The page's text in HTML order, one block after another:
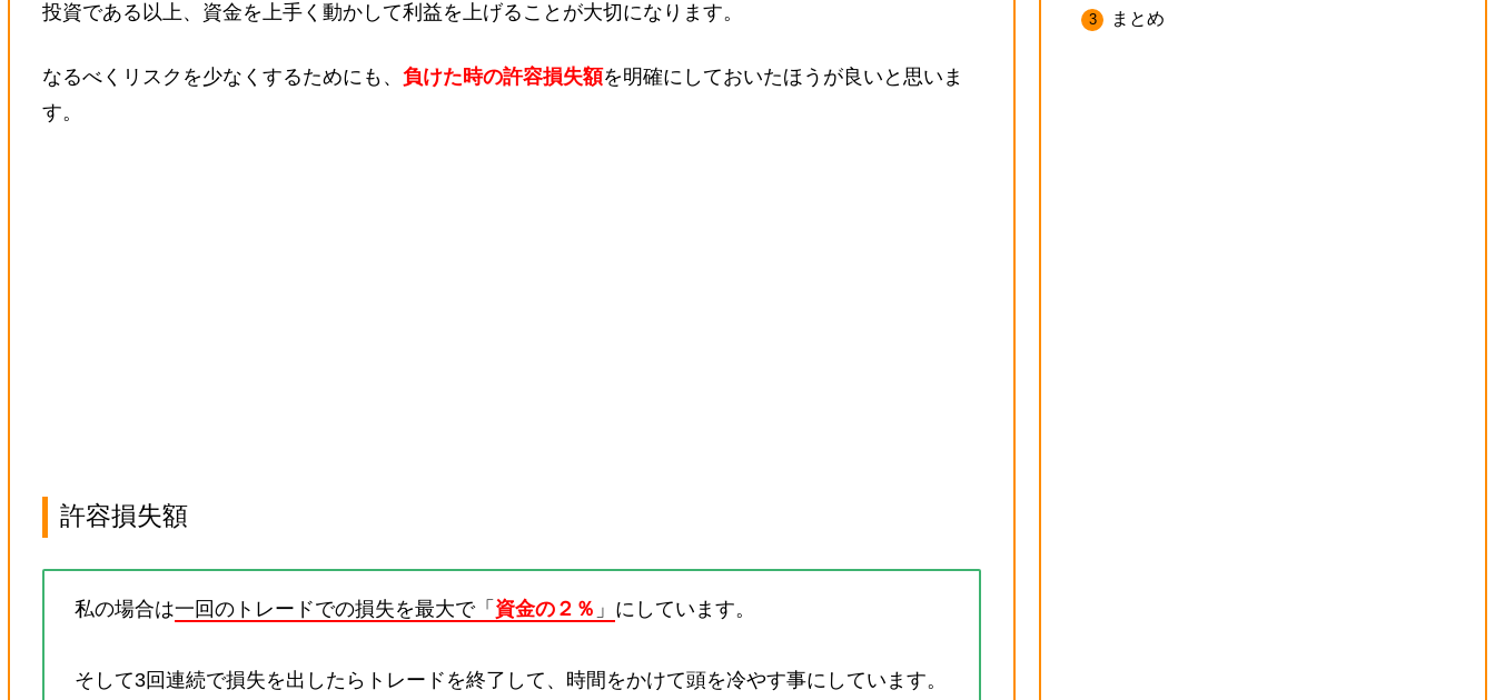
投資である以上、資金を上手く動かして利益を上げることが大切になります。
なるべくリスクを少なくするためにも、 負けた時の許容損失額を明確にしておいたほうが良いと思いま
す。
許容損失額
私の場合は一回のトレードでの損失を最大で「 資金の２％ 」 にしています。
そして3回連続で損失を出したらトレードを終了して、時間をかけて頭を冷やす事にしています。
まとめ